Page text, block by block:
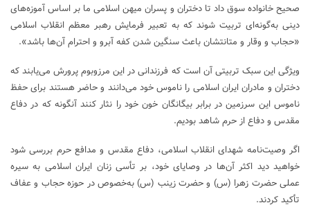
صحیح خانواده سوق داد تا دختران و پسران میهن اسلامی ما بر اساس آموزه‌های
دینی به‌گونه‌ای تربیت شوند که به تعبیر فرمایش رهبر معظم انقلاب اسلامی
«حجاب و وقار و متانتشان باعث سنگین شدن کفه آبرو و احترام آن‌ها باشد».
ویژگی این سبک تربیتی آن است که فرزندانی در این مرزوبوم پرورش می‌یابند که
دختران و مادران ایران اسلامی را ناموس خود می‌دانند و حاضر هستند برای حفظ
ناموس این سرزمین در برابر بیگانگان خون خود را نثار کنند آنگونه که در دفاع
مقدس و دفاع از حرم شاهد بودیم.
اگر وصیت‌نامه شهدای انقلاب اسلامی، دفاع مقدس و مدافع حرم بررسی شود
خواهید دید اکثر آن‌ها در وصایای خود، بر تأسی زنان ایران اسلامی به سیره
عملی حضرت زهرا (س) و حضرت زینب (س) به‌خصوص در حوزه حجاب و عفاف
تأکید کردند.